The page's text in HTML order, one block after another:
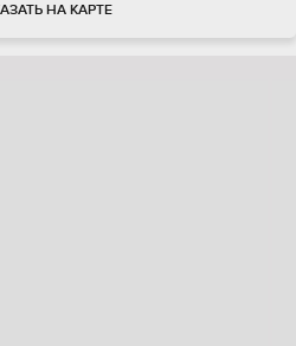
НА КАРТЕ